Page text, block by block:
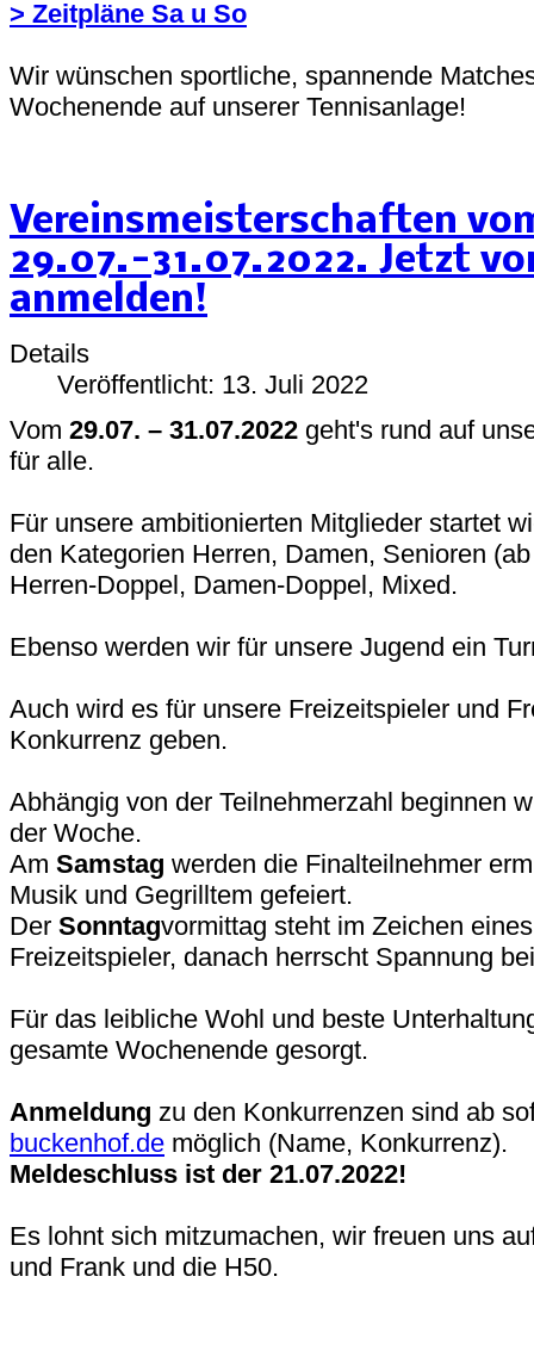
> Zeitpläne Sa u So
Wir wünschen sportliche, spannende
Wochenende auf unserer Tennisanlage!
Vereinsmeisterschaften
29.07.-31.07.2022. Jetzt
anmelden!
Details
Veröffentlicht: 13. Juli 2022
Vom 29.07. – 31.07.2022 geht's rund auf
für alle.
Für unsere ambitionierten Mitglieder startet
den Kategorien Herren, Damen, Senioren
Herren-Doppel, Damen-Doppel, Mixed.
Ebenso werden wir für unsere Jugend ein
Auch wird es für unsere Freizeitspieler und
Konkurrenz geben.
Abhängig von der Teilnehmerzahl beginnen
der Woche.
Am Samstag werden die Finalteilnehmer
Musik und Gegrilltem gefeiert.
Der Sonntagvormittag steht im Zeichen
Freizeitspieler, danach herrscht Spannung
Für das leibliche Wohl und beste
gesamte Wochenende gesorgt.
Anmeldung zu den Konkurrenzen sind ab
buckenhof.de möglich (Name, Konkurrenz).
Meldeschluss ist der 21.07.2022!
Es lohnt sich mitzumachen, wir freuen uns
und Frank und die H50.